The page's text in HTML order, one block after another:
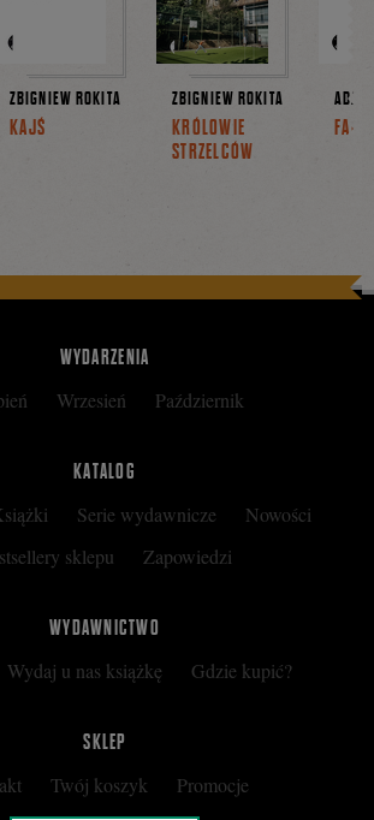
ZBIGNIEW ROKITA
KAJŚ
ZBIGNIEW ROKITA
KRÓLOWIE
STRZELCÓW
WYDARZENIA
Wrzesień Październik
KATALOG
Serie wydawnicze
Nowości
sklepu
Zapowiedzi
WYDAWNICTWO
Wydaj u nas książkę Gdzie kupić?
SKLEP
Twój koszyk
Promocje